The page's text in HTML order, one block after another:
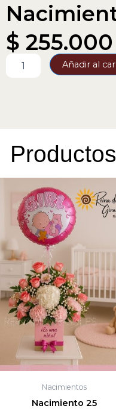
$ 255.000
Añadir al
Nacimientos
Nacimiento 25